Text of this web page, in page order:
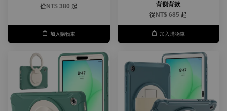
從 NT$ 380 起
加入購物車
背側背款
從 NT$ 685 起
加入購物車